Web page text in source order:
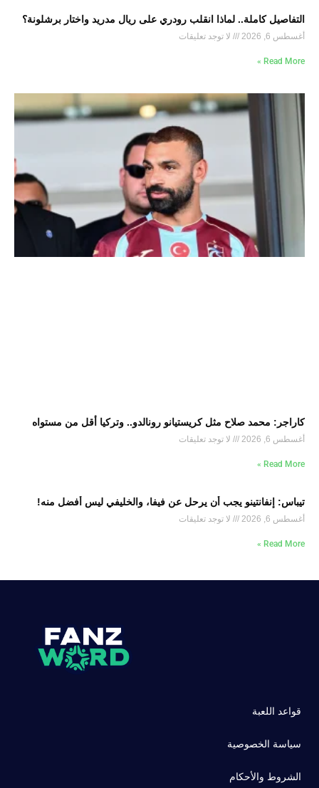
التفاصيل كاملة.. لماذا انقلب رودري على ريال مدريد واختار برشلونة؟
أغسطس 6, 2026 لا توجد تعليقات
Read More »
كاراجر: محمد صلاح مثل كريستيانو رونالدو.. وتركيا أقل من مستواه
أغسطس 6, 2026 لا توجد تعليقات
Read More »
تيباس: إنفانتينو يجب أن يرحل عن فيفا، والخليفي ليس أفضل منه!
أغسطس 6, 2026 لا توجد تعليقات
Read More »
قواعد اللعبة
سياسة الخصوصية
الشروط والأحكام